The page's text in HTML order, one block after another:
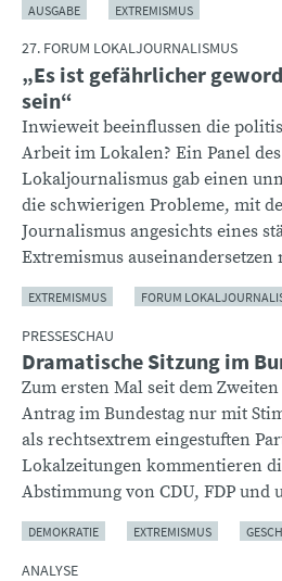
AUSGABE EXTREMISMUS
27. FORUM LOKALJOURNALISMUS
„Es ist gefährlicher
sein“
Inwieweit beeinflussen die
Arbeit im Lokalen? Ein Panel
Lokaljournalismus gab einen
die schwierigen Probleme, mit
Journalismus angesichts eines
Extremismus auseinandersetzen
EXTREMISMUS FORUM
PRESSESCHAU
Dramatische Sitzung im
Zum ersten Mal seit dem
Antrag im Bundestag nur mit
als rechtsextrem eingestuften
Lokalzeitungen kommentieren
Abstimmung von CDU, FDP und
DEMOKRATIE EXTREMISMUS
ANALYSE